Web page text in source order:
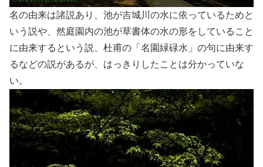
名の由来は諸説あり、池が吉城川の水に依っているためと
いう説や、然庭園内の池が草書体の水の形をしていること
に由来するという説、杜甫の「名園緑碌水」の句に由来す
るなどの説があるが、はっきりしたことは分かっていな
い。